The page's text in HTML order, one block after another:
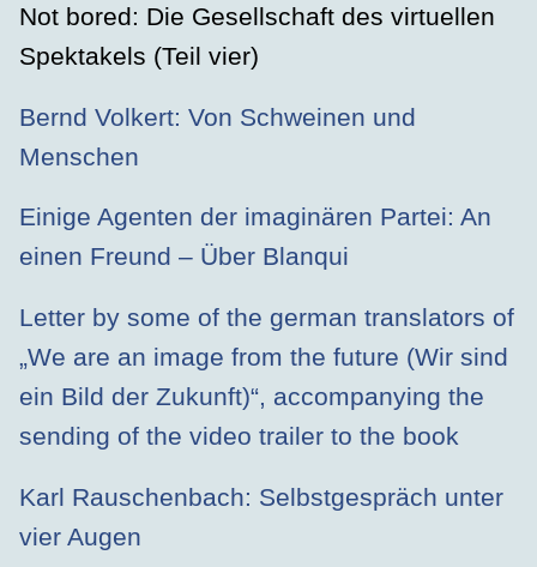
Not bored: Die Gesellschaft des virtuellen
Spektakels (Teil vier)
Bernd Volkert: Von Schweinen und
Menschen
Einige Agenten der imaginären Partei: An
einen Freund – Über Blanqui
Letter by some of the german translators of
„We are an image from the future (Wir sind
ein Bild der Zukunft)“, accompanying the
sending of the video trailer to the book
Karl Rauschenbach: Selbstgespräch unter
vier Augen